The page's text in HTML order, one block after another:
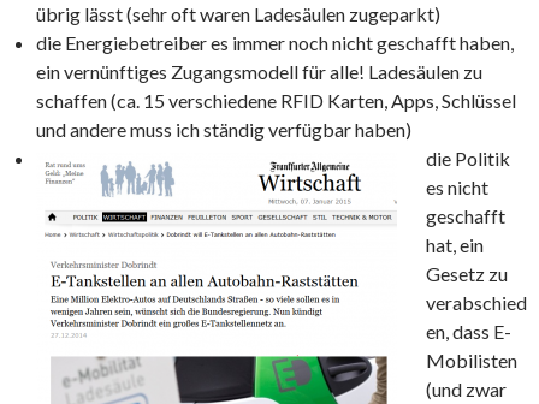
übrig lässt (sehr oft waren Ladesäulen zugeparkt)
die Energiebetreiber es immer noch nicht geschafft haben,
ein vernünftiges Zugangsmodell für alle! Ladesäulen zu
schaffen (ca. 15 verschiedene RFID Karten, Apps, Schlüssel
und andere muss ich ständig verfügbar haben)
die Politik
es nicht
geschafft
hat, ein
Gesetz zu
verabschied
en, dass E-
Mobilisten
(und zwar